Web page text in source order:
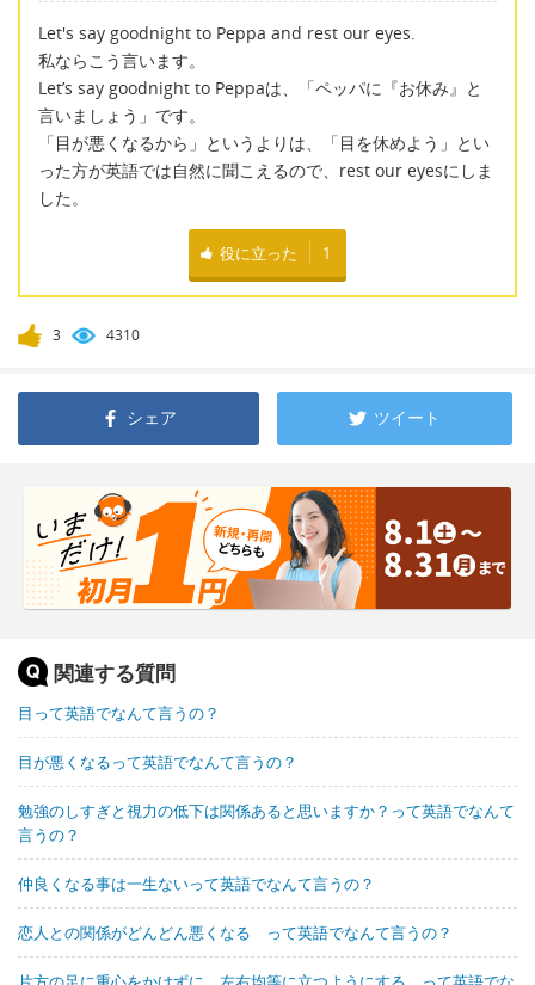
Let's say goodnight to Peppa and rest our eyes.
私ならこう言います。
Let’s say goodnight to Peppaは、「ペッパに『お休み』と
言いましょう」です。
「目が悪くなるから」というよりは、「目を休めよう」とい
った方が英語では自然に聞こえるので、rest our eyesにしま
した。
役に立った 1
3 4310
シェア ツイート
関連する質問
目って英語でなんて言うの？
目が悪くなるって英語でなんて言うの？
勉強のしすぎと視力の低下は関係あると思いますか？って英語でなんて
言うの？
仲良くなる事は一生ないって英語でなんて言うの？
恋人との関係がどんどん悪くなる って英語でなんて言うの？